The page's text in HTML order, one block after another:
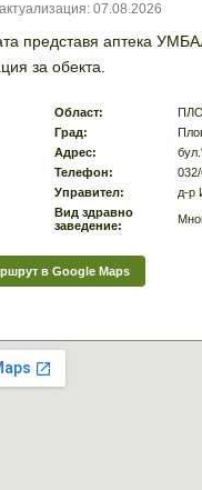
07.08.2026
представя аптека
за обекта.
Област:
Град:
Адрес:
Телефон:
Управител:
д-р
Вид здравно
заведение:
в Google Maps